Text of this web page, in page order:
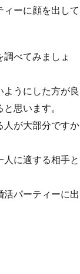
ーに顔を出して
べてみましょ
うにした方が良
思います。
人が大部分ですか
に適する相手と
パーティーに出